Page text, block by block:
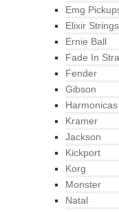
Emg
Elixir Strings
Ernie Ball
Fade In
Fender
Gibson
Harmonicas
Kramer
Jackson
Kickport
Korg
Monster
Natal